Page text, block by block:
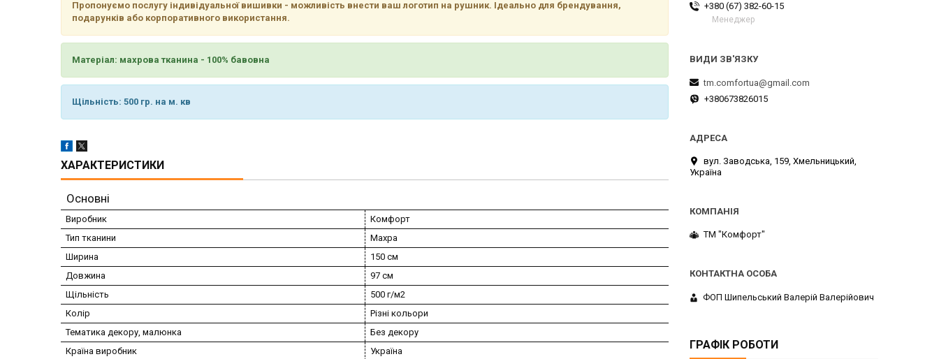
Пропонуємо послугу індивідуальної вишивки - можливість внести ваш логотип на рушник. Ідеально для брендування,
подарунків або корпоративного використання.
Матеріал: махрова тканина - 100% бавовна
Щільність: 500 гр. на м. кв
ХАРАКТЕРИСТИКИ
Основні
Виробник
Комфорт
Тип тканини
Махра
Ширина
150 см
Довжина
97 см
Щільність
500 г/м2
Колір
Різні кольори
Тематика декору, малюнка
Без декору
Країна виробник
Україна
+380 (67) 382-60-15
Менеджер
tm.comfortua@gmail.com
+380673826015
вул. Заводська, 159, Хмельницький,
Україна
ТМ "Комфорт"
ФОП Шипельський Валерій Валерійович
ГРАФІК РОБОТИ